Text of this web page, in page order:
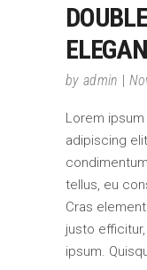
by admin
Lorem
adipiscing
tellus, eu
Cras
justo
ipsum.